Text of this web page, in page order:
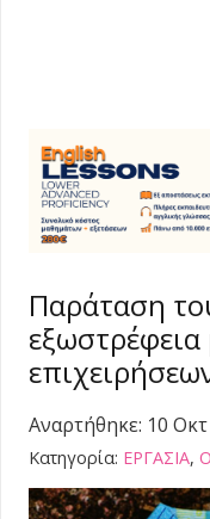
Παράταση
Αναρτήθηκε: 10
Κατηγορία: ΕΡΓΑΣΙΑ,